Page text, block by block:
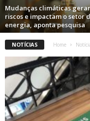
Mudanças climáticas
riscos e impactam o setor
energia, aponta pesquisa
NOTÍCIAS Home